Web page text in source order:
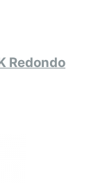
Redondo